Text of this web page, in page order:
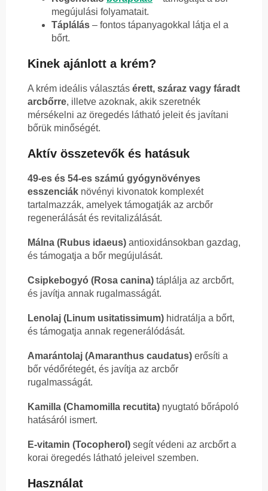
megújulási folyamatait.
Táplálás – fontos tápanyagokkal látja el a
bőrt.
Kinek ajánlott a krém?
A krém ideális választás érett, száraz vagy fáradt
arcbőrre, illetve azoknak, akik szeretnék
mérsékelni az öregedés látható jeleit és javítani
bőrük minőségét.
Aktív összetevők és hatásuk
49-es és 54-es számú gyógynövényes
esszenciák növényi kivonatok komplexét
tartalmazzák, amelyek támogatják az arcbőr
regenerálását és revitalizálását.
Málna (Rubus idaeus) antioxidánsokban gazdag,
és támogatja a bőr megújulását.
Csipkebogyó (Rosa canina) táplálja az arcbőrt,
és javítja annak rugalmasságát.
Lenolaj (Linum usitatissimum) hidratálja a bőrt,
és támogatja annak regenerálódását.
Amarántolaj (Amaranthus caudatus) erősíti a
bőr védőrétegét, és javítja az arcbőr
rugalmasságát.
Kamilla (Chamomilla recutita) nyugtató bőrápoló
hatásáról ismert.
E-vitamin (Tocopherol) segít védeni az arcbőrt a
korai öregedés látható jeleivel szemben.
Használat